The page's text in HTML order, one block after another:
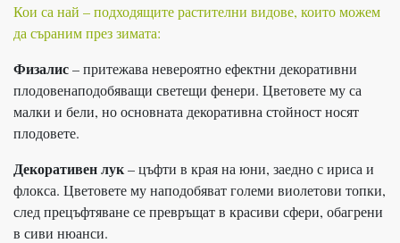
Кои са най – подходящите растителни видове, които можем
да съраним през зимата:
Физалис– притежава невероятно ефектни декоративни
плодовенаподобяващи светещи фенери. Цветовете му са
малки и бели, но основната декоративна стойност носят
плодовете.
Декоративен лук– цъфти в края на юни, заедно с ириса и
флокса. Цветовете му наподобяват големи виолетови топки,
след прецъфтяване се превръщат в красиви сфери, обагрени
в сиви нюанси.